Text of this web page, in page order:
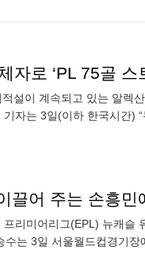
자로 ‘PL 75골
설이 계속되고 있는 알렉
자는 3일(이하 한국시간)
끌어 주는 손흥민
리미어리그(EPL) 뉴캐슬
는 3일 서울월드컵경기